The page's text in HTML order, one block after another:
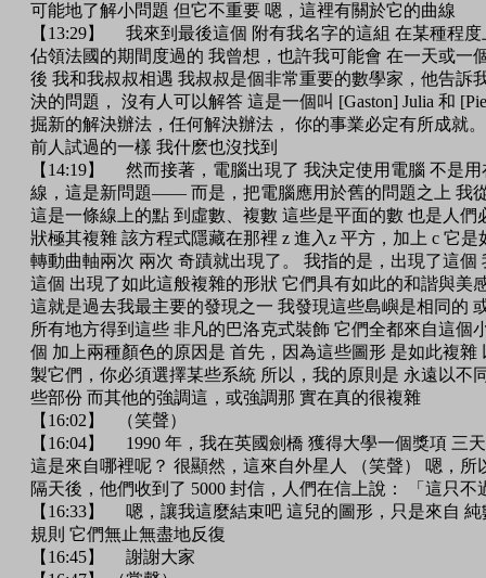
可能地了解小問題 但它不重要 嗯，這裡有關於它的曲線
【13:29】 我來到最後這個 附有我名字的這組 在某種程
佔領法國的期間度過的 我曾想，也許我可能會 在一天或一
後 我和我叔叔相遇 我叔叔是個非常重要的數學家，他告訴
決的問題， 沒有人可以解答 這是一個叫 [Gaston] Julia 和
掘新的解決辦法，任何解決辦法， 你的事業必定有所成就
前人試過的一樣 我什麽也沒找到
【14:19】 然而接著，電腦出現了 我決定使用電腦 不是
線，這是新問題—— 而是，把電腦應用於舊的問題之上 我
這是一條線上的點 到虛數、複數 這些是平面的數 也是人
狀極其複雜 該方程式隱藏在那裡 z 進入z 平方，加上 c 它
轉動曲軸兩次 兩次 奇蹟就出現了。 我指的是，出現了這
這個 出現了如此這般複雜的形狀 它們具有如此的和諧與美
這就是過去我最主要的發現之一 我發現這些島嶼是相同的
所有地方得到這些 非凡的巴洛克式裝飾 它們全都來自這個
個 加上兩種顏色的原因是 首先，因為這些圖形 是如此複
製它們，你必須選擇某些系統 所以，我的原則是 永遠以不
些部份 而其他的強調這，或強調那 實在真的很複雜
【16:02】 （笑聲）
【16:04】 1990 年，我在英國劍橋 獲得大學一個獎項 三
這是來自哪裡呢？ 很顯然，這來自外星人 （笑聲） 嗯，
隔天後，他們收到了 5000 封信，人們在信上說： 「這只
【16:33】 嗯，讓我這麼結束吧 這兒的圖形，只是來自
規則 它們無止無盡地反復
【16:45】 謝謝大家